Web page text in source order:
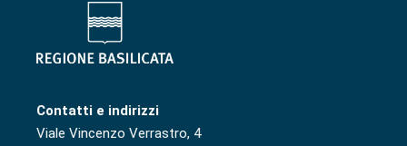
Contatti e indirizzi
Viale Vincenzo Verrastro, 4